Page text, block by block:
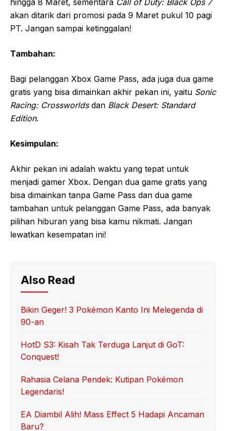
akan ditarik dari promosi pada 9 Maret pukul 10 pagi
PT. Jangan sampai ketinggalan!
Tambahan:
Bagi pelanggan Xbox Game Pass, ada juga dua game
gratis yang bisa dimainkan akhir pekan ini, yaitu Sonic
Racing: Crossworldsdan Black Desert: Standard
Edition.
Kesimpulan:
Akhir pekan ini adalah waktu yang tepat untuk
menjadi gamer Xbox. Dengan dua game gratis yang
bisa dimainkan tanpa Game Pass dan dua game
tambahan untuk pelanggan Game Pass, ada banyak
pilihan hiburan yang bisa kamu nikmati. Jangan
lewatkan kesempatan ini!
Also Read
Bikin Geger! 3 Pokémon Kanto Ini Melegenda di
90-an
HotD S3: Kisah Tak Terduga Lanjut di GoT:
Conquest!
Rahasia Celana Pendek: Kutipan Pokémon
Legendaris!
EA Diambil Alih! Mass Effect 5 Hadapi Ancaman
Baru?